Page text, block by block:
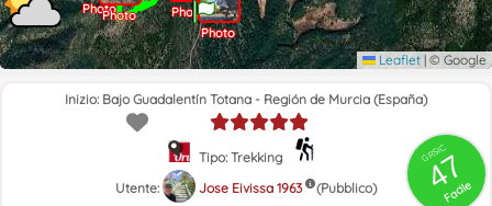
Photo
PhotoPhoto Photo
Leaflet | © Google
GRSIC
47
Facile
Inizio: Bajo Guadalentín Totana - Región de Murcia (España)
Tipo: Trekking
Utente:
Jose Eivissa 1963
(Pubblico)